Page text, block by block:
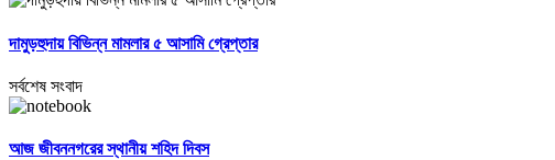
দামুড়হুদায় বিভিন্ন মামলার ৫ আসামি গ্রেপ্তার
সর্বশেষ সংবাদ
আজ জীবননগরের স্থানীয় শহিদ দিবস